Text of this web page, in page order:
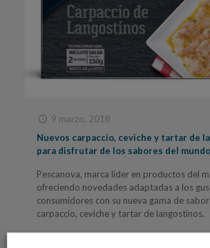
9 marzo, 2018
Nuevos carpaccio, ceviche y tartar de
para disfrutar de los sabores del mundo
Pescanova, marca líder en productos del
ofreciendo novedades adaptadas a los
consumidores con su nueva gama de
carpaccio, ceviche y tartar de langostinos.